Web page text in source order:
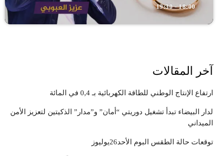
18:00 - 19:30
آخر المقالات
ارتفاع الإنتاج الوطني للطاقة الكهربائية بـ 0,4 في المائة
لدار البيضاء تبدأ تشغيل دوريتي “أمان” و”مدار” الذكيتين لتعزيز الأمن
الميداني
توقعات حالة الطقس البوم الأحد26يوليوز